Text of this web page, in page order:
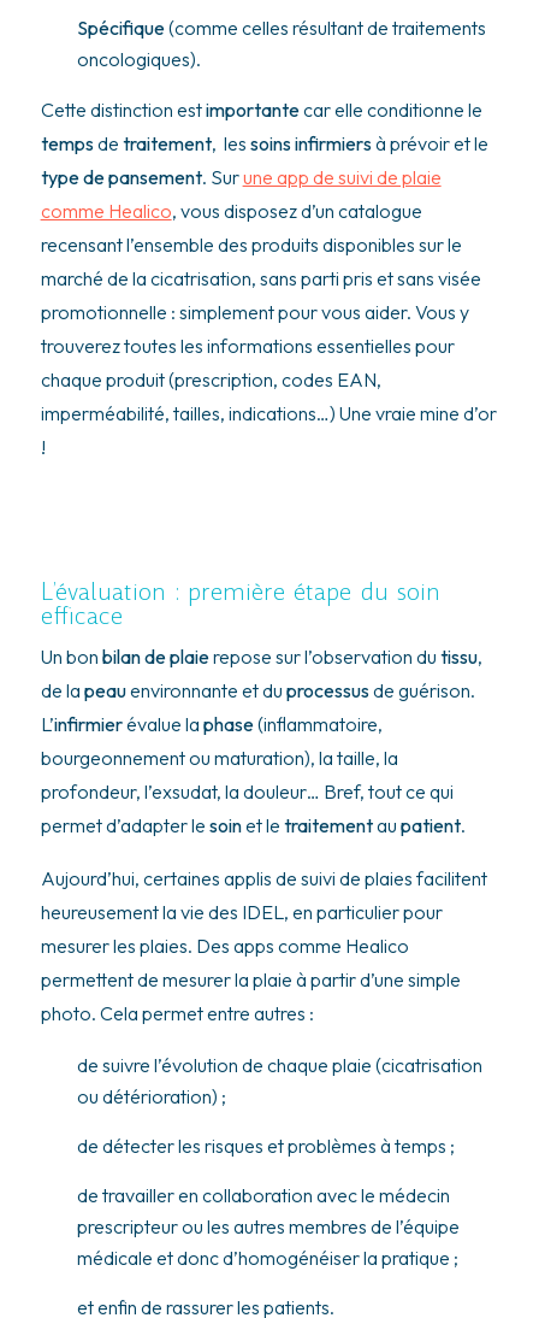
Spécifique(comme celles résultant de traitements
oncologiques).
Cette distinction estimportantecar elle conditionne le
tempsde traitement, les soins infirmiersà prévoir et le
type de pansement. Surune app de suivi de plaie
comme Healico, vous disposez d’un catalogue
recensant l’ensemble des produits disponibles sur le
marché de la cicatrisation, sans parti pris et sans visée
promotionnelle : simplement pour vous aider. Vous y
trouverez toutes les informations essentielles pour
chaque produit (prescription, codes EAN,
imperméabilité, tailles, indications…) Une vraie mine d’or
!
L’évaluation : première étape du soin
efficace
Un bon bilan de plaierepose sur l’observation du tissu,
de la peauenvironnante et du processusde guérison.
L’infirmierévalue la phase(inflammatoire,
bourgeonnement ou maturation), la taille, la
profondeur, l’exsudat, la douleur… Bref, tout ce qui
permet d’adapter le soinet le traitementau patient.
Aujourd’hui, certaines applis de suivi de plaies facilitent
heureusement la vie des IDEL, en particulier pour
mesurer les plaies. Des apps comme Healico
permettent de mesurer la plaie à partir d’une simple
photo. Cela permet entre autres :
de suivre l’évolution de chaque plaie (cicatrisation
ou détérioration) ;
de détecter les risques et problèmes à temps ;
de travailler en collaboration avec le médecin
prescripteur ou les autres membres de l’équipe
médicale et donc d’homogénéiser la pratique ;
et enfin de rassurer les patients.